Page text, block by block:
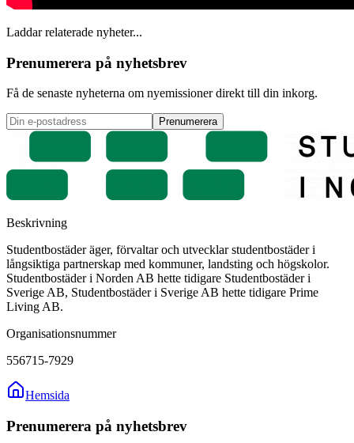
Laddar relaterade nyheter...
Prenumerera på nyhetsbrev
Få de senaste nyheterna om nyemissioner direkt till din inkorg.
Prenumerera
Beskrivning
Studentbostäder äger, förvaltar och utvecklar studentbostäder i
långsiktiga partnerskap med kommuner, landsting och högskolor.
Studentbostäder i Norden AB hette tidigare Studentbostäder i
Sverige AB, Studentbostäder i Sverige AB hette tidigare Prime
Living AB.
Organisationsnummer
556715-7929
Hemsida
Prenumerera på nyhetsbrev